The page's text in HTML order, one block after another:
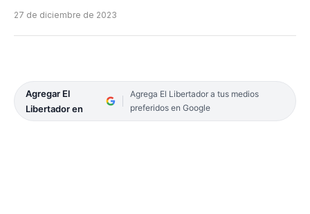
27 de diciembre de 2023
Agregar El
Libertador en
Agrega El Libertador a tus medios
preferidos en Google